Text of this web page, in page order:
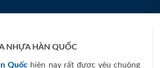
NHỰA HÀN QUỐC
Quốc hiện nay rất được yêu chuộng